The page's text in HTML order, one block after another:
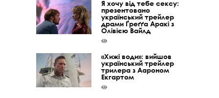
Я хочу від тебе сексу:
презентовано
український трейлер
драми Ґреґґа Аракі з
Олівією Вайлд
«Хижі води»: вийшов
український трейлер
трилера з Аароном
Екгартом